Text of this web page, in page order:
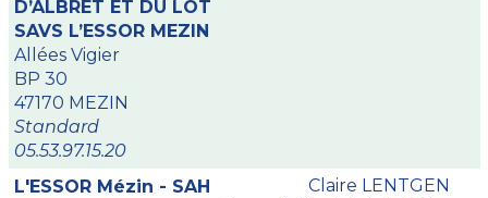
D’ALBRET ET DU LOT
SAVS L’ESSOR MEZIN
Allées Vigier
BP 30
47170 MEZIN
Standard
05.53.97.15.20
L'ESSOR Mézin - SAH
Claire LENTGEN